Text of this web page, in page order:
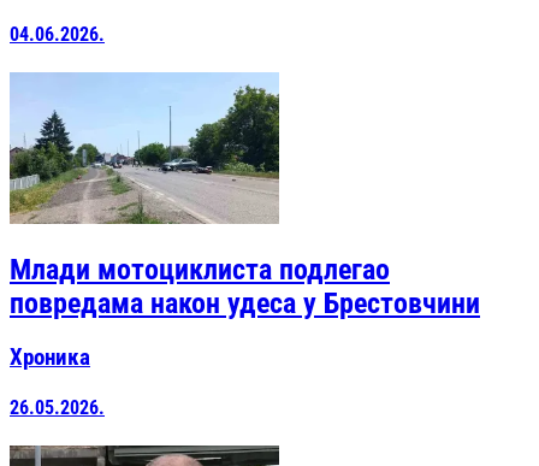
04.06.2026.
Млади мотоциклиста подлегао
повредама након удеса у Брестовчини
Хроника
26.05.2026.